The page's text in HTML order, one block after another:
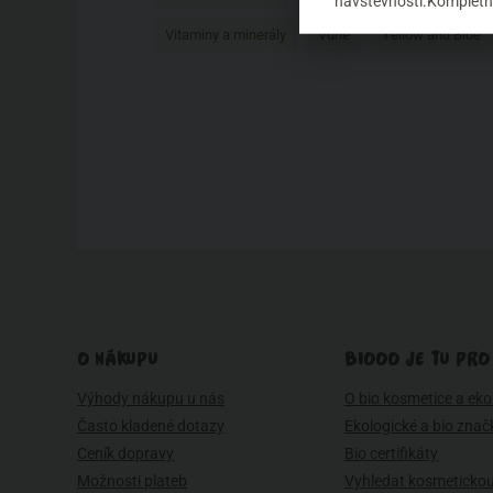
Vitaminy a minerály Vůně Yellow and Blue
O NÁKUPU
Výhody nákupu u nás
Často kladené dotazy
Ceník dopravy
Možnosti plateb
BIOOO JE TU PRO
O bio kosmetice a
Ekologické a bio
Bio certifikáty
Vyhledat